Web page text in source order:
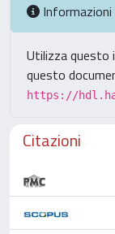
Informazioni
Utilizza questo
questo
https://
Citazioni